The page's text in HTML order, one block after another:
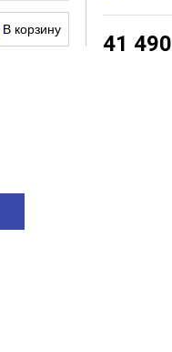
В корзину
41 490